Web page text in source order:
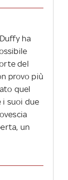
ha
del
provo più
quel
i suoi due
un